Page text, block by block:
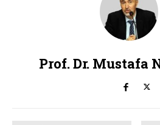
Prof. Dr. Mustafa